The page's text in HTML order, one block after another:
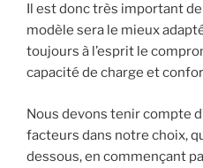
Il est donc très important
modèle sera le mieux
toujours à l’esprit le
capacité de charge et
Nous devons tenir compte
facteurs dans notre choix,
dessous, en commençant